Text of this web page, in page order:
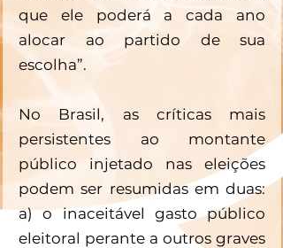
que ele poderá a cada ano
alocar ao partido de sua
escolha”.
No Brasil, as críticas mais
persistentes ao montante
público injetado nas eleições
podem ser resumidas em duas:
a) o inaceitável gasto público
eleitoral perante a outros graves